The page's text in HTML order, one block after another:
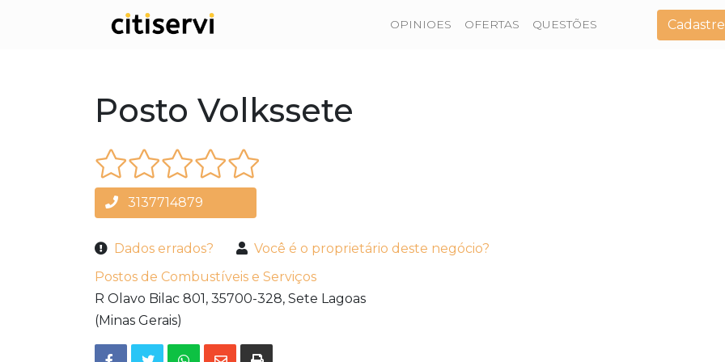
OPINIOES OFERTAS QUESTÕES
Posto Volkssete
3137714879
Dados errados?
Você é o proprietário deste negócio?
Postos de Combustíveis e Serviços
R Olavo Bilac 801, 35700-328, Sete Lagoas
(Minas Gerais)